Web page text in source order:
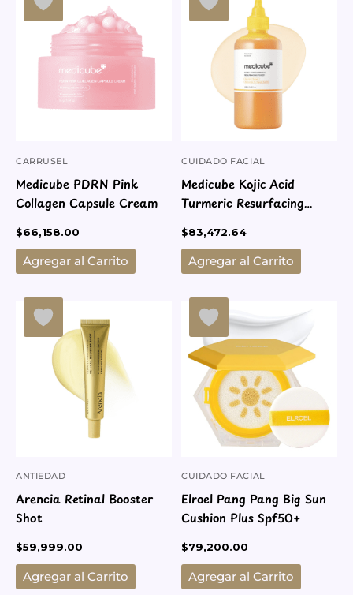
CARRUSEL
Medicube PDRN Pink
Collagen Capsule Cream
$66,158.00
Agregar al Carrito
CUIDADO FACIAL
Medicube Kojic Acid
Turmeric Resurfacing
$83,472.64
Agregar al Carrito
ANTIEDAD
Arencia Retinal Booster
Shot
$59,999.00
Agregar al Carrito
CUIDADO FACIAL
Elroel Pang Pang Big Sun
Cushion Plus Spf50+
$79,200.00
Agregar al Carrito